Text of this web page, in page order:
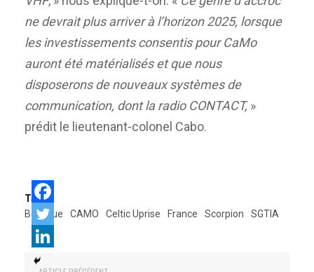
ne devrait plus arriver à l’horizon 2025, lorsque
les investissements consentis pour CaMo
auront été matérialisés et que nous
disposerons de nouveaux systèmes de
communication, dont la radio CONTACT,»
prédit le lieutenant-colonel Cabo.
Tags:
Belgique
CAMO Celtic Uprise France Scorpion SGTIA